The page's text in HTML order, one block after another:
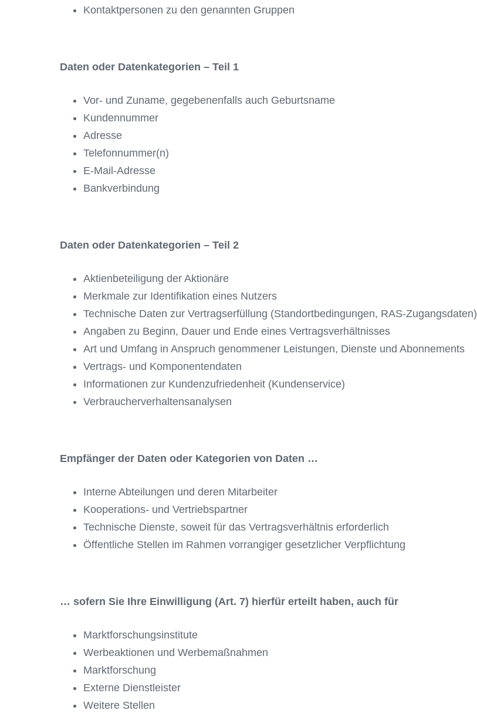
Kontaktpersonen zu den genannten Gruppen
Daten oder Datenkategorien – Teil 1
Vor- und Zuname, gegebenenfalls auch Geburtsname
Kundennummer
Adresse
Telefonnummer(n)
E-Mail-Adresse
Bankverbindung
Daten oder Datenkategorien – Teil 2
Aktienbeteiligung der Aktionäre
Merkmale zur Identifikation eines Nutzers
Technische Daten zur Vertragserfüllung (Standortbedingungen, RAS-Zugangsdaten)
Angaben zu Beginn, Dauer und Ende eines Vertragsverhältnisses
Art und Umfang in Anspruch genommener Leistungen, Dienste und Abonnements
Vertrags- und Komponentendaten
Informationen zur Kundenzufriedenheit (Kundenservice)
Verbraucherverhaltensanalysen
Empfänger der Daten oder Kategorien von Daten …
Interne Abteilungen und deren Mitarbeiter
Kooperations- und Vertriebspartner
Technische Dienste, soweit für das Vertragsverhältnis erforderlich
Öffentliche Stellen im Rahmen vorrangiger gesetzlicher Verpflichtung
… sofern Sie Ihre Einwilligung (Art. 7) hierfür erteilt haben, auch für
Marktforschungsinstitute
Werbeaktionen und Werbemaßnahmen
Marktforschung
Externe Dienstleister
Weitere Stellen